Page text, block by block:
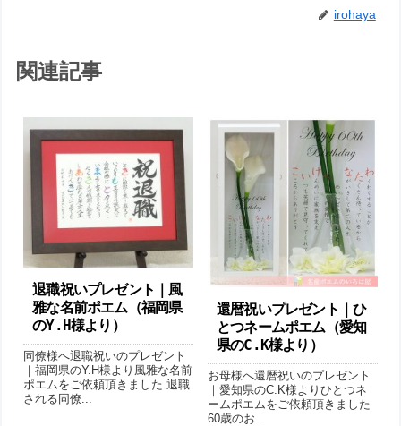
irohaya
関連記事
退職祝いプレゼント｜風
雅な名前ポエム（福岡県
のY.H様より ）
同僚様へ退職祝いのプレゼント
｜福岡県のY.H様より風雅な名前
ポエムをご依頼頂きました 退職
される同僚...
還暦祝いプレゼント｜ひ
とつネームポエム（愛知
県のC.K様より ）
お母様へ還暦祝いのプレゼント
｜愛知県のC.K様よりひとつネ
ームポエムをご依頼頂きました
60歳のお...